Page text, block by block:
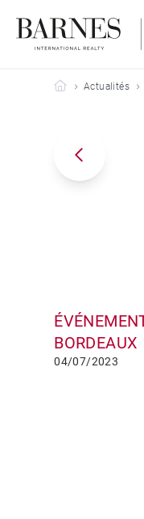
Barnes Bordeaux
Actualités
BORDEAUX
04/07/2023